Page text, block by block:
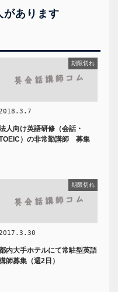
があります
期限切れ
人向け英語研修（会話・
）の非常勤講師 募集
期限切れ
内大手ホテルにて常駐型英語
師募集（週2日）